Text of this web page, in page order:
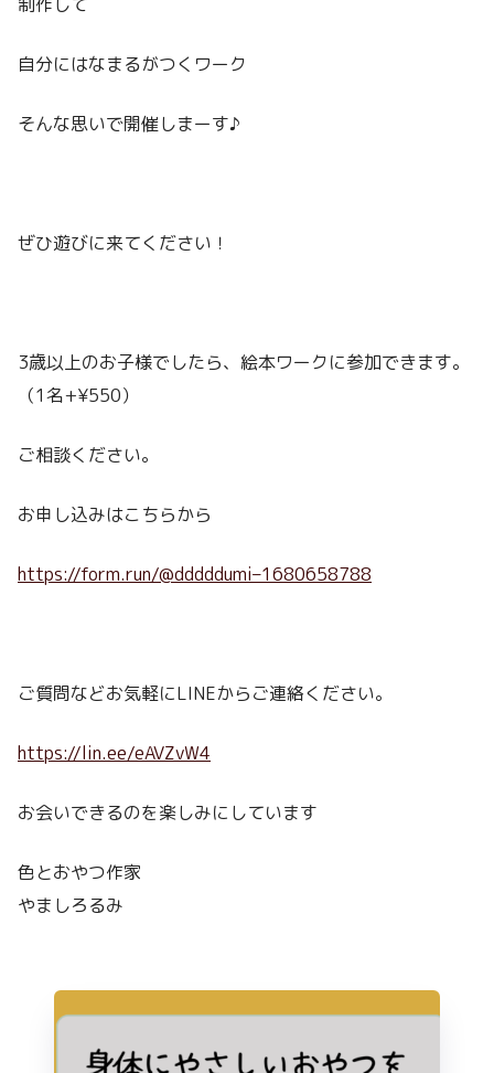
自分にはなまるがつくワーク
そんな思いで開催しまーす♪
ぜひ遊びに来てください！
3歳以上のお子様でしたら、絵本ワークに参加できます。
（1名+¥550）
ご相談ください。
お申し込みはこちらから
https://form.run/@dddddumi–1680658788
ご質問などお気軽にLINEからご連絡ください。
https://lin.ee/eAVZvW4
お会いできるのを楽しみにしています
色とおやつ作家
やましろるみ